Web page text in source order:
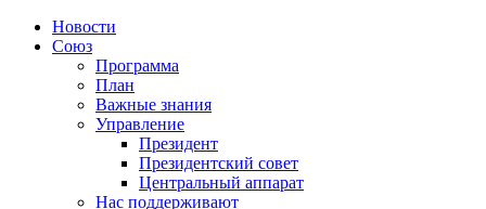
Новости
Союз
Программа
План
Важные знания
Управление
Президент
Президентский совет
Центральный аппарат
Нас поддерживают